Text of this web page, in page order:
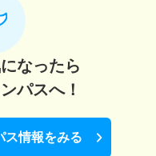
なったら
パスへ！
ス情報をみる